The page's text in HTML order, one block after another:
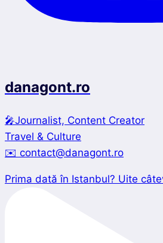
danagont.ro
🎤Journalist, Content Creator
Travel & Culture
✉️ contact@danagont.ro
Prima dată în Istanbul? Uite